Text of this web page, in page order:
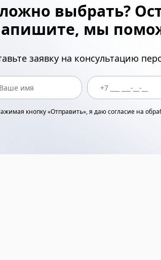
выбрать?
мы
заявку на консультацию
кнопку «Отправить», я даю согласие на